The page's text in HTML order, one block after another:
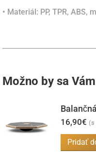
• Materiál: PP, TPR, ABS,
Možno by sa
16,90€ (s
Pridať